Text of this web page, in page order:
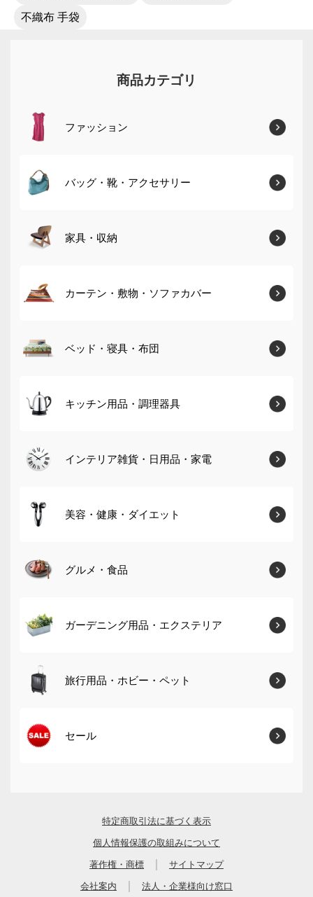
不織布 手袋
商品カテゴリ
ファッション
バッグ・靴・アクセサリー
家具・収納
カーテン・敷物・ソファカバー
ベッド・寝具・布団
キッチン用品・調理器具
インテリア雑貨・日用品・家電
美容・健康・ダイエット
グルメ・食品
ガーデニング用品・エクステリア
旅行用品・ホビー・ペット
セール
特定商取引法に基づく表示
個人情報保護の取組みについて
著作権・商標 サイトマップ
会社案内 法人・企業様向け窓口